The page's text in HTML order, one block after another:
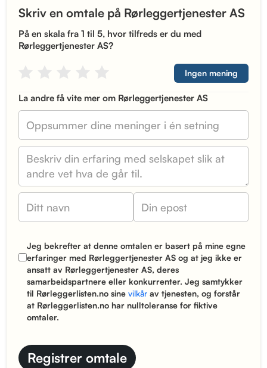
Skriv en omtale på Rørleggertjenester AS
På en skala fra 1 til 5, hvor tilfreds er du med
Rørleggertjenester AS?
Ingen mening
La andre få vite mer om Rørleggertjenester AS
Jeg bekrefter at denne omtalen er basert på mine egne
erfaringer med Rørleggertjenester AS og at jeg ikke er
ansatt av Rørleggertjenester AS, deres
samarbeidspartnere eller konkurrenter. Jeg samtykker
til Rørleggerlisten.no sinevilkår av tjenesten, og forstår
at Rørleggerlisten.no har nulltoleranse for fiktive
omtaler.